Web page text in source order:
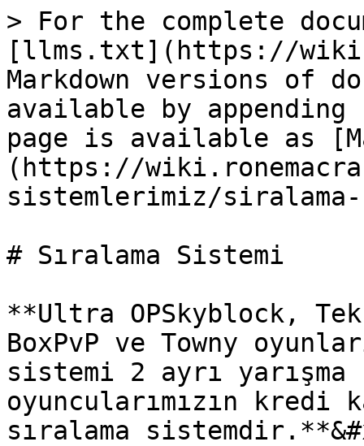
> For the complete
[llms.txt](https://
Markdown versions of
available by
page is available as
(https://
sistemlerimiz/
# Sıralama Sistemi
**Ultra OPSkyblock,
BoxPvP ve Towny
sistemi 2 ayrı yarışma
oyuncularımızın
sıralama